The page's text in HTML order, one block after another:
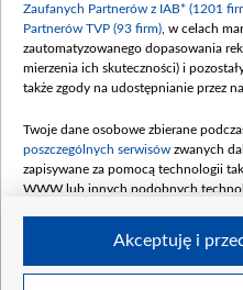
mln, listopad 265
Dofinansowanie 48
Data podpisania
Dofinansowanie 900
Data podpisania
26 lutego 80 mln, 4
czerwca 90 mln)
Zaufanych Partnerów z IAB* (1201
Partnerów TVP (93 firm) , w celach
zautomatyzowanego dopasowania
mierzenia ich skuteczności) i
także zgody na udostępnianie przez
Twoje dane osobowe zbierane
poszczególnych serwisów zwanych
zapisywane za pomocą technologii
WWW lub innych podobnych
Akceptuję i